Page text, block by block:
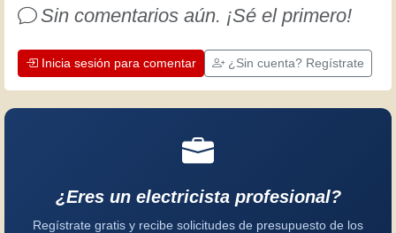
¡Diviértete!
Sin comentarios aún. ¡Sé el primero!
Inicia sesión para comentar ¿Sin cuenta? Regístrate
¿Eres un electricista profesional?
Regístrate gratis y recibe solicitudes de presupuesto de los